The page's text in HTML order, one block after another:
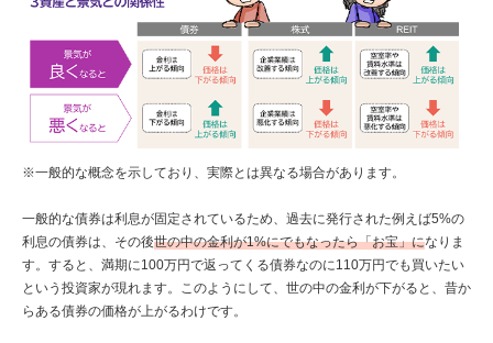
※一般的な概念を示しており、実際とは異なる場合があります。
一般的な債券は利息が固定されているため、過去に発行された例えば5%の
利息の債券は、その後世の中の金利が1%にでもなったら「お宝」になりま
す。すると、満期に100万円で返ってくる債券なのに110万円でも買いたい
という投資家が現れます。このようにして、世の中の金利が下がると、昔か
らある債券の価格が上がるわけです。